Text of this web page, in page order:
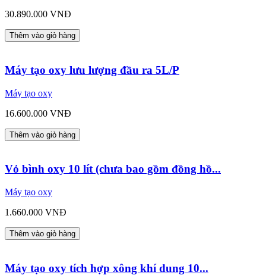
30.890.000 VNĐ
Thêm vào giỏ hàng
Máy tạo oxy lưu lượng đầu ra 5L/P
Máy tạo oxy
16.600.000 VNĐ
Thêm vào giỏ hàng
Vỏ bình oxy 10 lít (chưa bao gồm đồng hồ...
Máy tạo oxy
1.660.000 VNĐ
Thêm vào giỏ hàng
Máy tạo oxy tích hợp xông khí dung 10...